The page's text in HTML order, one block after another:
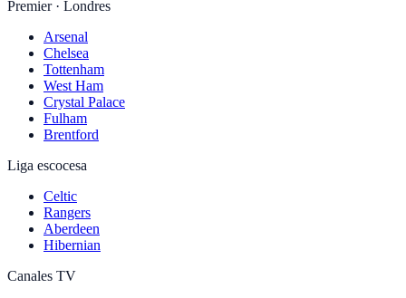
Premier · Londres
Arsenal
Chelsea
Tottenham
West Ham
Crystal Palace
Fulham
Brentford
Liga escocesa
Celtic
Rangers
Aberdeen
Hibernian
Canales TV